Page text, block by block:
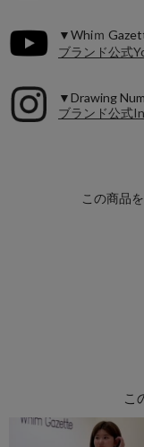
▼Whiｍ
ブランド公式
▼Drawing
ブランド公式
こ